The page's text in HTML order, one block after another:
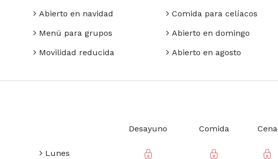
Abierto en navidad
Menú para grupos
Movilidad reducida
Comida para celíacos
Abierto en domingo
Abierto en agosto
Desayuno Comida Cena
Lunes